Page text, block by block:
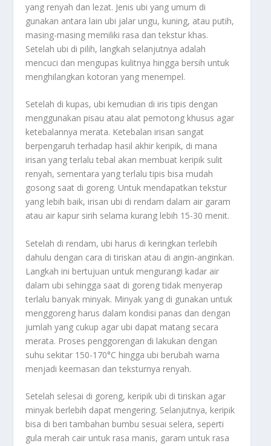
yang renyah dan lezat. Jenis ubi yang umum di
gunakan antara lain ubi jalar ungu, kuning, atau putih,
masing-masing memiliki rasa dan tekstur khas.
Setelah ubi di pilih, langkah selanjutnya adalah
mencuci dan mengupas kulitnya hingga bersih untuk
menghilangkan kotoran yang menempel.
Setelah di kupas, ubi kemudian di iris tipis dengan
menggunakan pisau atau alat pemotong khusus agar
ketebalannya merata. Ketebalan irisan sangat
berpengaruh terhadap hasil akhir keripik, di mana
irisan yang terlalu tebal akan membuat keripik sulit
renyah, sementara yang terlalu tipis bisa mudah
gosong saat di goreng. Untuk mendapatkan tekstur
yang lebih baik, irisan ubi di rendam dalam air garam
atau air kapur sirih selama kurang lebih 15-30 menit.
Setelah di rendam, ubi harus di keringkan terlebih
dahulu dengan cara di tiriskan atau di angin-anginkan.
Langkah ini bertujuan untuk mengurangi kadar air
dalam ubi sehingga saat di goreng tidak menyerap
terlalu banyak minyak. Minyak yang di gunakan untuk
menggoreng harus dalam kondisi panas dan dengan
jumlah yang cukup agar ubi dapat matang secara
merata. Proses penggorengan di lakukan dengan
suhu sekitar 150-170°C hingga ubi berubah warna
menjadi keemasan dan teksturnya renyah.
Setelah selesai di goreng, keripik ubi di tiriskan agar
minyak berlebih dapat mengering. Selanjutnya, keripik
bisa di beri tambahan bumbu sesuai selera, seperti
gula merah cair untuk rasa manis, garam untuk rasa